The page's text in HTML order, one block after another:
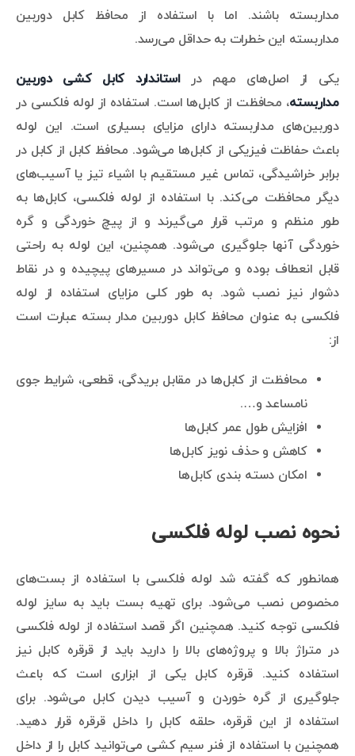
مداربسته باشند. اما با استفاده از محافظ کابل دوربین
مداربسته این خطرات به حداقل می‌رسد.
یکی از اصل‌های مهم دراستاندارد کابل کشی دوربین
مداربسته، محافظت از کابل‌ها است. استفاده از لوله فلکسی در
دوربین‌های مداربسته دارای مزایای بسیاری است. این لوله
باعث حفاظت فیزیکی از کابل‌ها می‌شود. محافظ کابل از کابل در
برابر خراشیدگی، تماس غیر مستقیم با اشیاء تیز یا آسیب‌های
دیگر محافظت می‌کند. با استفاده از لوله فلکسی، کابل‌ها به
طور منظم و مرتب قرار می‌گیرند و از پیچ خوردگی و گره
خوردگی آنها جلوگیری می‌شود. همچنین، این لوله به راحتی
قابل انعطاف بوده و می‌تواند در مسیرهای پیچیده و در نقاط
دشوار نیز نصب شود. به طور کلی مزایای استفاده از لوله
فلکسی به عنوان محافظ کابل دوربین مدار بسته عبارت است
از:
محافظت از کابل‌ها در مقابل بریدگی، قطعی، شرایط جوی
نامساعد و….
افزایش طول عمر کابل‌ها
کاهش و حذف نویز کابل‌ها
امکان دسته بندی کابل‌ها
نحوه نصب لوله فلکسی
همانطور که گفته شد لوله فلکسی با استفاده از بست‌های
مخصوص نصب می‌شود. برای تهیه بست باید به سایز لوله
فلکسی توجه کنید. همچنین اگر قصد استفاده از لوله فلکسی
در متراژ بالا و پروژه‌های بالا را دارید باید از قرقره کابل نیز
استفاده کنید. قرقره کابل یکی از ابزاری است که باعث
جلوگیری از گره خوردن و آسیب دیدن کابل می‌شود. برای
استفاده از این قرقره، حلقه کابل را داخل قرقره قرار دهید.
همچنین با استفاده از فنر سیم کشی می‌توانید کابل را از داخل